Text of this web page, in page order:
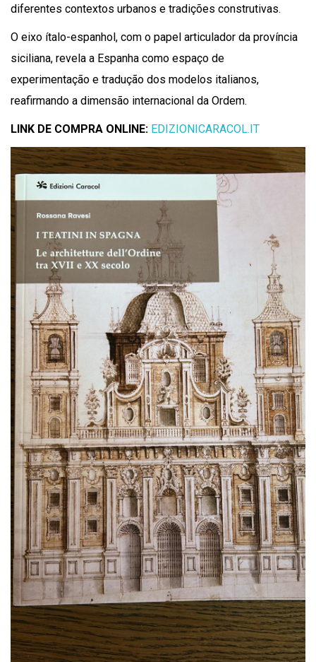
diferentes contextos urbanos e tradições construtivas.
O eixo ítalo-espanhol, com o papel articulador da província
siciliana, revela a Espanha como espaço de
experimentação e tradução dos modelos italianos,
reafirmando a dimensão internacional da Ordem.
LINK DE COMPRA ONLINE: EDIZIONICARACOL.IT